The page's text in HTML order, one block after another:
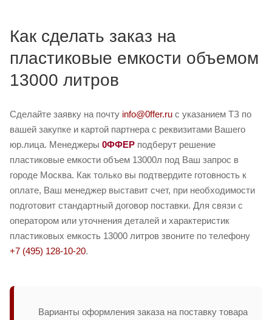
Как сделать заказ на
пластиковые емкости объемом
13000 литров
Сделайте заявку на почту info@0ffer.ru с указанием ТЗ по
вашей закупке и картой партнера с реквизитами Вашего
юр.лица. Менеджеры 0ФФЕР подберут решение
пластиковые емкости объем 13000л под Ваш запрос в
городе Москва. Как только вы подтвердите готовность к
оплате, Ваш менеджер выставит счет, при необходимости
подготовит стандартный договор поставки. Для связи с
оператором или уточнения деталей и характеристик
пластиковых емкость 13000 литров звоните по телефону
+7 (495) 128-10-20.
Варианты оформления заказа на поставку товара